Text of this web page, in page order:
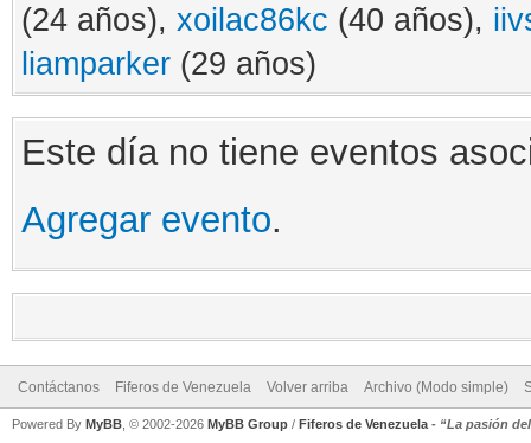
(24 años), xoilac86kc (40 años),
liamparker (29 años)
Este día no tiene eventos
Agregar evento.
Contáctanos Fiferos de Venezuela Volver arriba Archivo (Modo simple)
Powered By MyBB , © 2002-2026 MyBB Group / Fiferos de Venezuela - “La pasión